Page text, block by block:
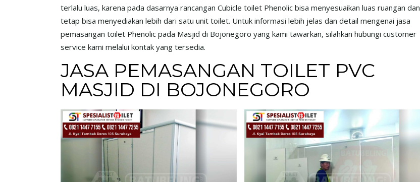
terlalu luas, karena pada dasarnya rancangan Cubicle toilet Phenolic bisa menyesuaikan luas ruangan dan
tetap bisa menyediakan lebih dari satu unit toilet. Untuk informasi lebih jelas dan detail mengenai jasa
pemasangan toilet Phenolic pada Masjid di Bojonegoro yang kami tawarkan, silahkan hubungi customer
service kami melalui kontak yang tersedia.
JASA PEMASANGAN TOILET PVC
MASJID DI BOJONEGORO